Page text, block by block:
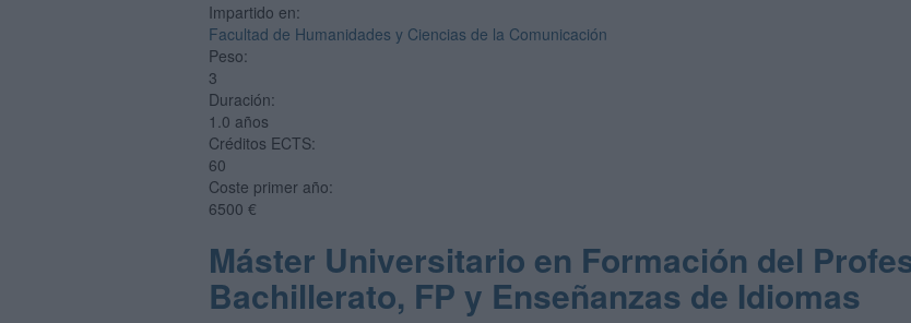
Impartido en:
Facultad de Humanidades y Ciencias de la Comunicación
Peso:
3
Duración:
1.0 años
Créditos ECTS:
60
Coste primer año:
6500 €
Máster Universitario en Formación del
Bachillerato, FP y Enseñanzas de Idiomas